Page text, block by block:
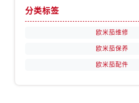
分类标签
欧米茄维修
欧米茄保养
欧米茄配件